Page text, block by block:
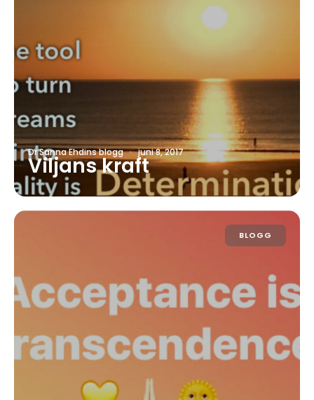
Dr Sanna Ehdins blogg · juni 8, 2017
Viljans kraft
BLOGG